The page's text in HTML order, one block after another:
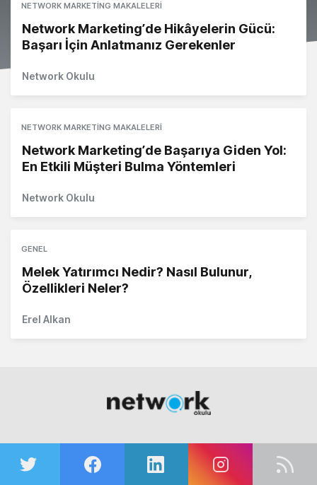
NETWORK MARKETING MAKALELERI
Network Marketing’de Hikâyelerin Gücü:
Başarı İçin Anlatmanız Gerekenler
Network Okulu
NETWORK MARKETING MAKALELERI
Network Marketing’de Başarıya Giden Yol:
En Etkili Müşteri Bulma Yöntemleri
Network Okulu
GENEL
Melek Yatırımcı Nedir? Nasıl Bulunur,
Özellikleri Neler?
Erel Alkan